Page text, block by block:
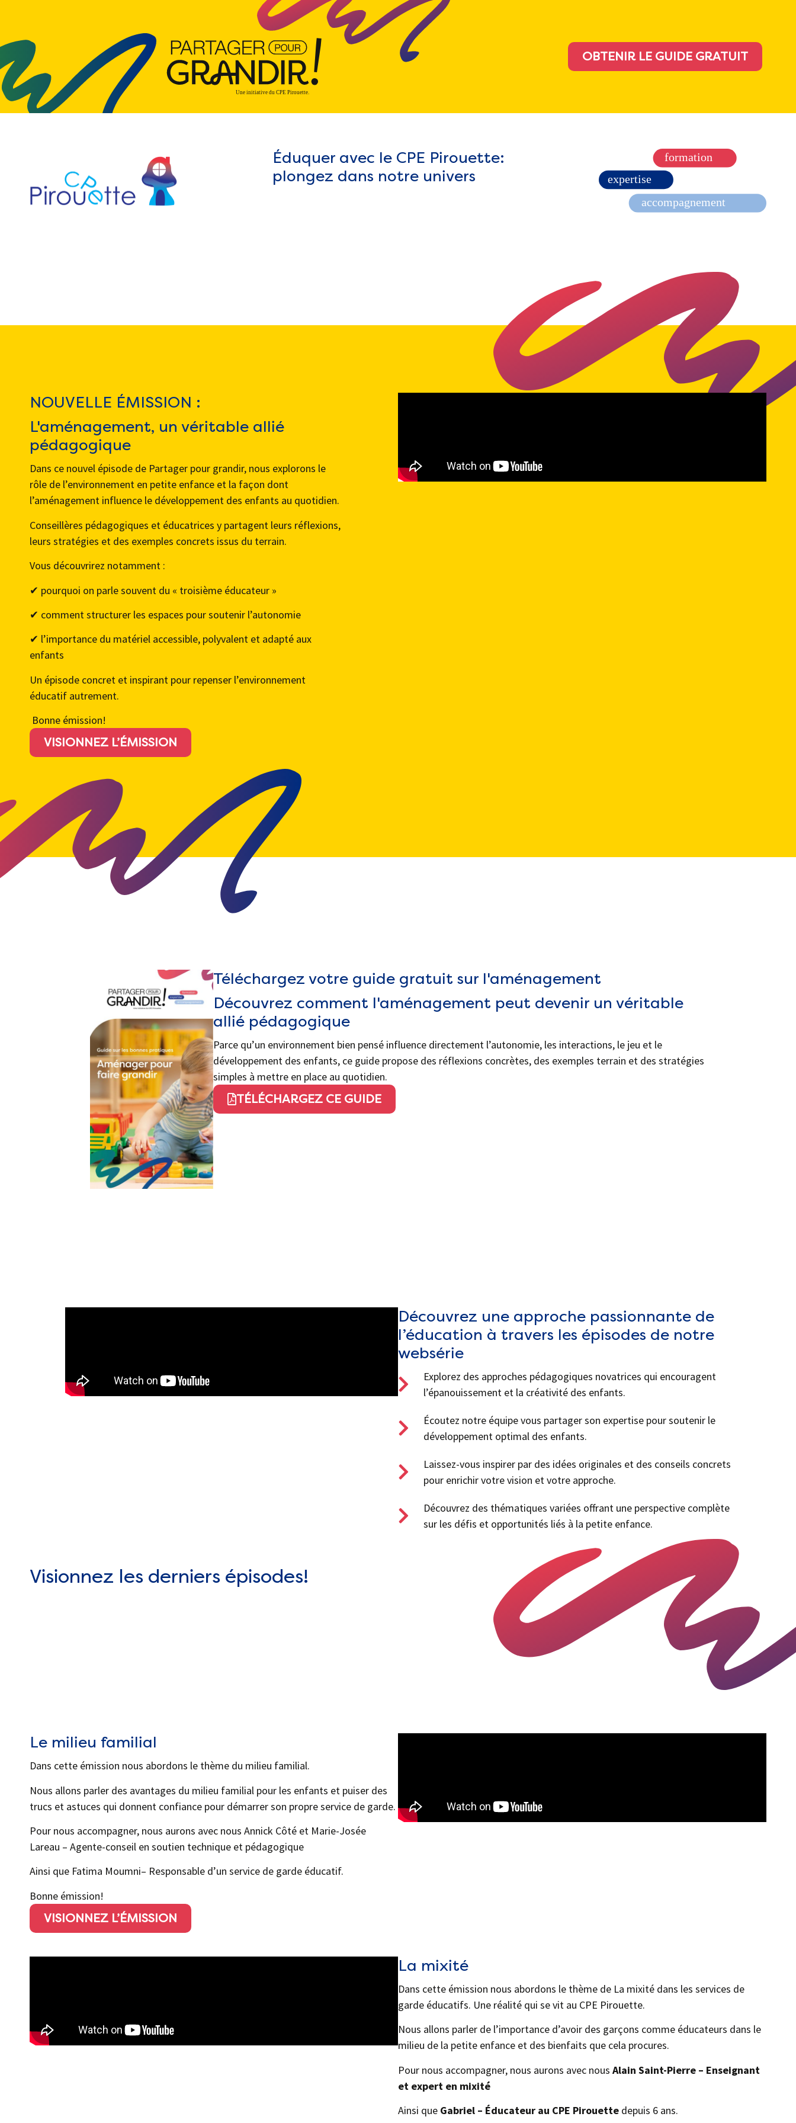
OBTENIR LE GUIDE GRATUIT
Éduquer avec le CPE Pirouette:
plongez dans notre univers
NOUVELLE ÉMISSION :
L'aménagement, un véritable allié
pédagogique
Dans ce nouvel épisode de Partager pour grandir, nous explorons le
rôle de l’environnement en petite enfance et la façon dont
l’aménagement influence le développement des enfants au quotidien.
Conseillères pédagogiques et éducatrices y partagent leurs réflexions,
leurs stratégies et des exemples concrets issus du terrain.
Vous découvrirez notamment :
✔ pourquoi on parle souvent du « troisième éducateur »
✔ comment structurer les espaces pour soutenir l’autonomie
✔ l’importance du matériel accessible, polyvalent et adapté aux
enfants
Un épisode concret et inspirant pour repenser l’environnement
éducatif autrement.
Bonne émission!
VISIONNEZ L’ÉMISSION
Téléchargez votre guide gratuit sur l'aménagement
Découvrez comment l'aménagement peut devenir un véritable
allié pédagogique
Parce qu’un environnement bien pensé influence directement l’autonomie, les interactions, le jeu et le
développement des enfants, ce guide propose des réflexions concrètes, des exemples terrain et des stratégies
simples à mettre en place au quotidien.
TÉLÉCHARGEZ CE GUIDE
Découvrez une approche passionnante de
l’éducation à travers les épisodes de notre
websérie
Explorez des approches pédagogiques novatrices qui encouragent
l’épanouissement et la créativité des enfants.
Écoutez notre équipe vous partager son expertise pour soutenir le
développement optimal des enfants.
Laissez-vous inspirer par des idées originales et des conseils concrets
pour enrichir votre vision et votre approche.
Découvrez des thématiques variées offrant une perspective complète
sur les défis et opportunités liés à la petite enfance.
Visionnez les derniers épisodes!
Le milieu familial
Dans cette émission nous abordons le thème du milieu familial.
Nous allons parler des avantages du milieu familial pour les enfants et puiser des
trucs et astuces qui donnent confiance pour démarrer son propre service de garde.
Pour nous accompagner, nous aurons avec nous Annick Côté et Marie-Josée
Lareau – Agente-conseil en soutien technique et pédagogique
Ainsi que Fatima Moumni– Responsable d’un service de garde éducatif.
Bonne émission!
VISIONNEZ L’ÉMISSION
La mixité
Dans cette émission nous abordons le thème de La mixité dans les services de
garde éducatifs. Une réalité qui se vit au CPE Pirouette.
Nous allons parler de l’importance d’avoir des garçons comme éducateurs dans le
milieu de la petite enfance et des bienfaits que cela procures.
Pour nous accompagner, nous aurons avec nous Alain Saint-Pierre – Enseignant
et expert en mixité
Ainsi que Gabriel – Éducateur au CPE Pirouette depuis 6 ans.